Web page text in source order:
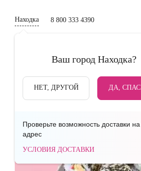
Находка
Ваш город Находка?
НЕТ, ДРУГОЙ ДА,
Проверьте возможность доставки
адрес
УСЛОВИЯ ДОСТАВКИ
8 800 333 4390
НАЗАД